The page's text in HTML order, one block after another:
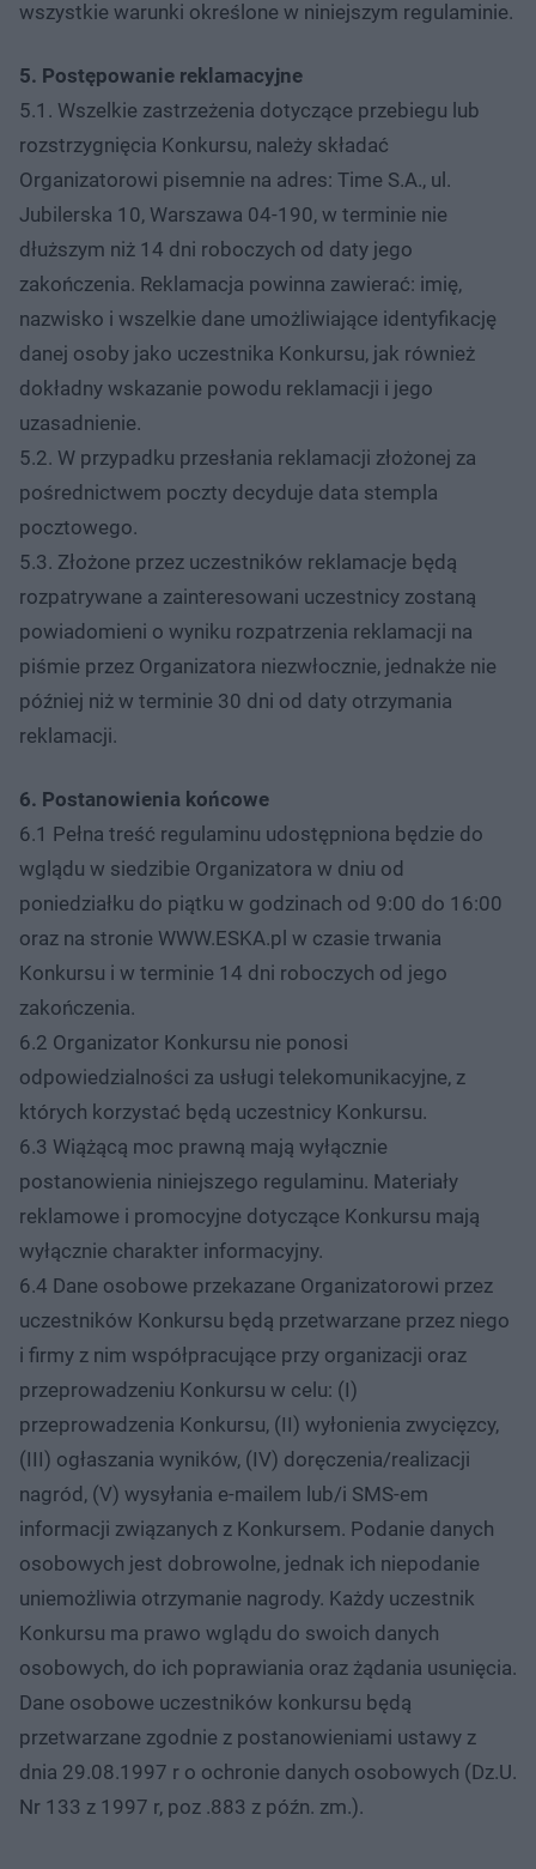
wszystkie warunki określone w niniejszym regulaminie.
5. Postępowanie reklamacyjne
5.1. Wszelkie zastrzeżenia dotyczące przebiegu lub
rozstrzygnięcia Konkursu, należy składać
Organizatorowi pisemnie na adres: Time S.A., ul.
Jubilerska 10, Warszawa 04-190, w terminie nie
dłuższym niż 14 dni roboczych od daty jego
zakończenia. Reklamacja powinna zawierać: imię,
nazwisko i wszelkie dane umożliwiające identyfikację
danej osoby jako uczestnika Konkursu, jak również
dokładny wskazanie powodu reklamacji i jego
uzasadnienie.
5.2. W przypadku przesłania reklamacji złożonej za
pośrednictwem poczty decyduje data stempla
pocztowego.
5.3. Złożone przez uczestników reklamacje będą
rozpatrywane a zainteresowani uczestnicy zostaną
powiadomieni o wyniku rozpatrzenia reklamacji na
piśmie przez Organizatora niezwłocznie, jednakże nie
później niż w terminie 30 dni od daty otrzymania
reklamacji.
6. Postanowienia końcowe
6.1 Pełna treść regulaminu udostępniona będzie do
wglądu w siedzibie Organizatora w dniu od
poniedziałku do piątku w godzinach od 9:00 do 16:00
oraz na stronie WWW.ESKA.pl w czasie trwania
Konkursu i w terminie 14 dni roboczych od jego
zakończenia.
6.2 Organizator Konkursu nie ponosi
odpowiedzialności za usługi telekomunikacyjne, z
których korzystać będą uczestnicy Konkursu.
6.3 Wiążącą moc prawną mają wyłącznie
postanowienia niniejszego regulaminu. Materiały
reklamowe i promocyjne dotyczące Konkursu mają
wyłącznie charakter informacyjny.
6.4 Dane osobowe przekazane Organizatorowi przez
uczestników Konkursu będą przetwarzane przez niego
i firmy z nim współpracujące przy organizacji oraz
przeprowadzeniu Konkursu w celu: (I)
przeprowadzenia Konkursu, (II) wyłonienia zwycięzcy,
(III) ogłaszania wyników, (IV) doręczenia/realizacji
nagród, (V) wysyłania e-mailem lub/i SMS-em
informacji związanych z Konkursem. Podanie danych
osobowych jest dobrowolne, jednak ich niepodanie
uniemożliwia otrzymanie nagrody. Każdy uczestnik
Konkursu ma prawo wglądu do swoich danych
osobowych, do ich poprawiania oraz żądania usunięcia.
Dane osobowe uczestników konkursu będą
przetwarzane zgodnie z postanowieniami ustawy z
dnia 29.08.1997 r o ochronie danych osobowych (Dz.U.
Nr 133 z 1997 r, poz .883 z późn. zm.).